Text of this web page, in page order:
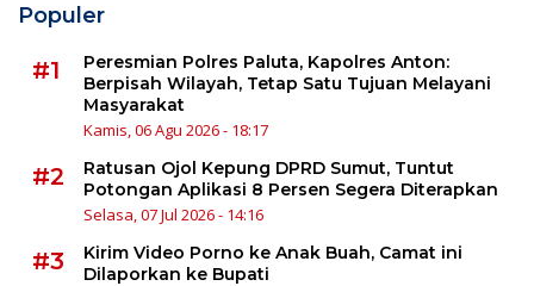
Populer
#1
Peresmian Polres Paluta, Kapolres Anton:
Berpisah Wilayah, Tetap Satu Tujuan Melayani
Masyarakat
Kamis, 06 Agu 2026 - 18:17
#2
Ratusan Ojol Kepung DPRD Sumut, Tuntut
Potongan Aplikasi 8 Persen Segera Diterapkan
Selasa, 07 Jul 2026 - 14:16
#3
Kirim Video Porno ke Anak Buah, Camat ini
Dilaporkan ke Bupati